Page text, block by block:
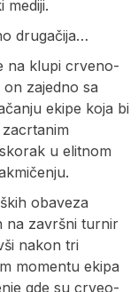
mediji.
drugačija…
na klupi crveno-
zajedno sa
ekipe koja bi
u elitnom
obaveza
na završni turnir
nakon tri
momentu ekipa
gde su crveo-